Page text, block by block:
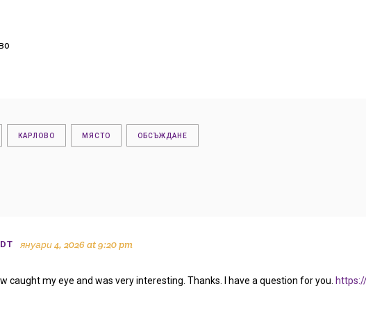
КАРЛОВО МЯСТО ОБСЪЖДАНЕ
януари 4, 2026 at 9:20 pm
caught my eye and was very interesting. Thanks. I have a question for you.